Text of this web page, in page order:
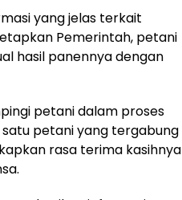
yang jelas terkait
Pemerintah, petani
hasil panennya dengan
petani dalam proses
petani yang tergabung
rasa terima kasihnya